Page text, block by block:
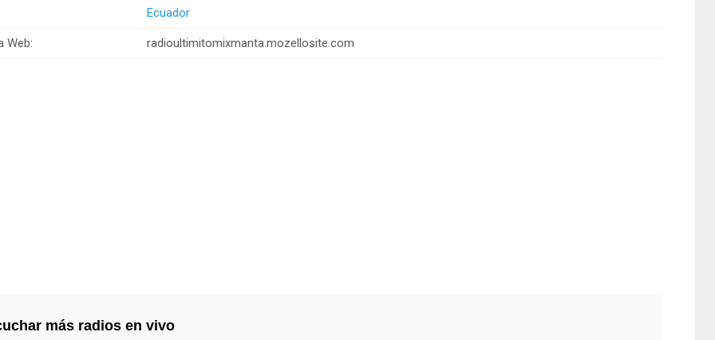
Ecuador
Web: radioultimitomixmanta.mozellosite.com
más radios en vivo